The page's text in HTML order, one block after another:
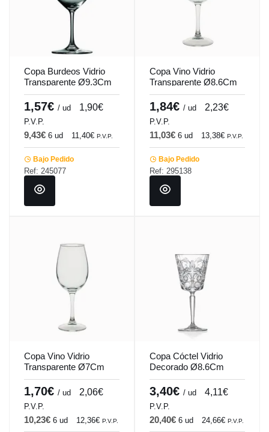
Copa Burdeos Vidrio
Transparente Ø9.3Cm
H22.5Cm 64Cl Laura
Pro.mundi
1,57€ / ud 1,90€
P.V.P.
9,43€ 6 ud 11,40€ P.V.P.
Bajo Pedido
Ref: 245077
Copa Vino Vidrio
Transparente Ø8.6Cm
H22.4Cm 49Cl Lidia
Pro.mundi
1,84€ / ud 2,23€
P.V.P.
11,03€ 6 ud 13,38€ P.V.P.
Bajo Pedido
Ref: 295138
Copa Vino Vidrio
Transparente Ø7Cm
H20.7Cm 35Cl Lidia
Pro.mundi
1,70€ / ud 2,06€
P.V.P.
10,23€ 6 ud 12,36€ P.V.P.
Copa Cóctel Vidrio
Decorado Ø8.6Cm
H19.4Cm 29Cl Tatoo
Rcr Cristalería Italiana
3,40€ / ud 4,11€
P.V.P.
20,40€ 6 ud 24,66€ P.V.P.